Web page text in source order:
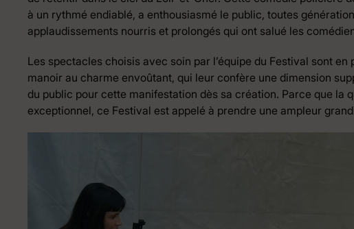
à un rythmé endiablé, a enthousiasmé le public, toutes
applaudissements nourris et prolongés qui ont salué les
Les spectacles choisis avec soin par l’équipe du Festival sont
manoir au charme envoûtant, qui leur confère une dimension
du public pour cette manifestation dès sa création. Parce que la
exceptionnel, ce Festival est appelé à prendre une ampleur